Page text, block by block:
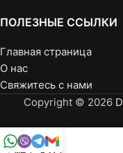
ПОЛЕЗНЫЕ ССЫЛКИ
Главная страница
О нас
Свяжитесь с нами
Copyright © 2026